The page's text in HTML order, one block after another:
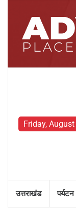
content
Friday,
उत्तराखंड पर्यटन